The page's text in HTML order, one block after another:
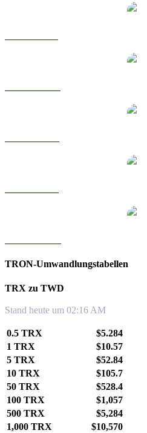
TRON-Umwandlungstabellen
TRX zu TWD
Stand heute um 02:16 AM
0.5 TRX
$5.284
1 TRX
$10.57
5 TRX
$52.84
10 TRX
$105.7
50 TRX
$528.4
100 TRX
$1,057
500 TRX
$5,284
1,000 TRX
$10,570